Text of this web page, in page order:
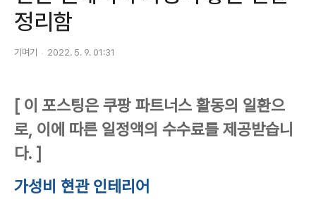
정리함
기며기 2022. 5. 9. 01:31
[ 이 포스팅은 쿠팡 파트너스 활동의 일환으
로, 이에 따른 일정액의 수수료를 제공받습니
다. ]
가성비 현관 인테리어